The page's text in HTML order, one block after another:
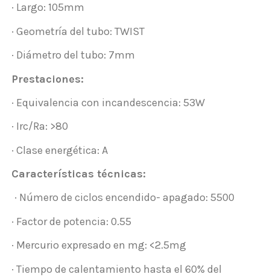
· Largo: 105mm
· Geometría del tubo: TWIST
· Diámetro del tubo: 7mm
Prestaciones:
· Equivalencia con incandescencia: 53W
· Irc/Ra: >80
· Clase energética: A
Características técnicas:
· Número de ciclos encendido- apagado: 5500
· Factor de potencia: 0.55
· Mercurio expresado en mg: <2.5mg
· Tiempo de calentamiento hasta el 60% del